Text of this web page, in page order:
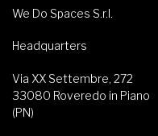
We Do Spaces S.r.l.
Headquarters
Via XX Settembre, 272
33080 Roveredo in Piano
(PN)